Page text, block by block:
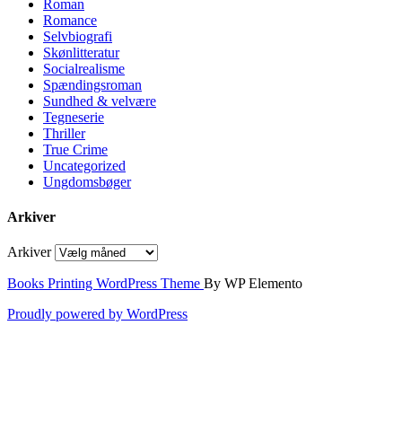
Roman
Romance
Selvbiografi
Skønlitteratur
Socialrealisme
Spændingsroman
Sundhed & velvære
Tegneserie
Thriller
True Crime
Uncategorized
Ungdomsbøger
Arkiver
Arkiver
Books Printing WordPress Theme By WP Elemento
Proudly powered by WordPress